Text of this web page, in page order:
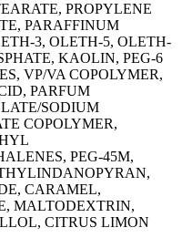
PROPYLENE
PARAFFINUM
3, OLETH-5, OLETH-
KAOLIN, PEG-6
VP/VA COPOLYMER,
PARFUM
SODIUM
COPOLYMER,
PEG-45M,
CARAMEL,
MALTODEXTRIN,
CITRUS LIMON